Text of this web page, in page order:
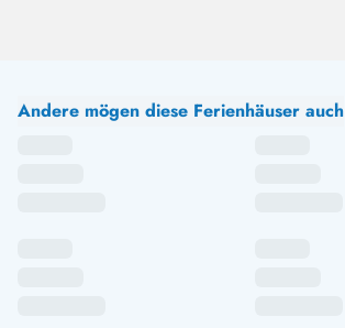
Andere mögen diese Ferienhäuser auch